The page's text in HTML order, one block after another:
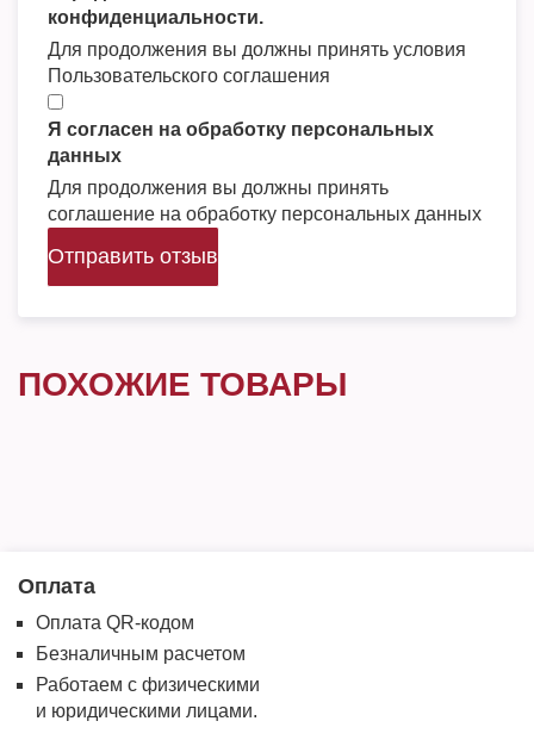
конфиденциальности.
Для продолжения вы должны принять условия
Пользовательского соглашения
Я согласен на обработку персональных
данных
Для продолжения вы должны принять
соглашение на обработку персональных данных
Отправить отзыв
ПОХОЖИЕ ТОВАРЫ
Оплата
Оплата QR-кодом
Безналичным расчетом
Работаем с физическими
и юридическими лицами.